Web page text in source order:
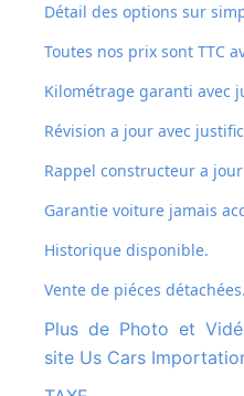
Détail des options sur
Toutes nos prix sont TTC
Kilométrage garanti avec
Révision a jour avec
Rappel constructeur a
Garantie voiture jamais
Historique disponible.
Vente de piéces détachées.
Plus de Photo et Vidéo Disponibles sur notre
site Us Cars